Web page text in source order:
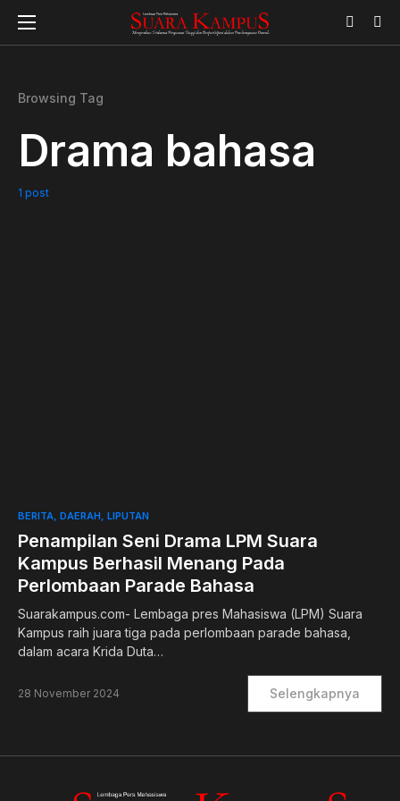
Browsing Tag
Drama bahasa
1 post
BERITA DAERAH LIPUTAN
Penampilan Seni Drama LPM Suara
Kampus Berhasil Menang Pada
Perlombaan Parade Bahasa
Suarakampus.com- Lembaga pres Mahasiswa (LPM) Suara
Kampus raih juara tiga pada perlombaan parade bahasa,
dalam acara Krida Duta…
28 November 2024 Selengkapnya